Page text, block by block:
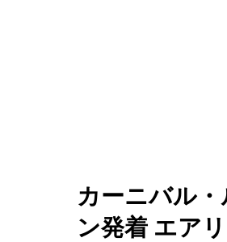
カーニバル
ン発着 エア